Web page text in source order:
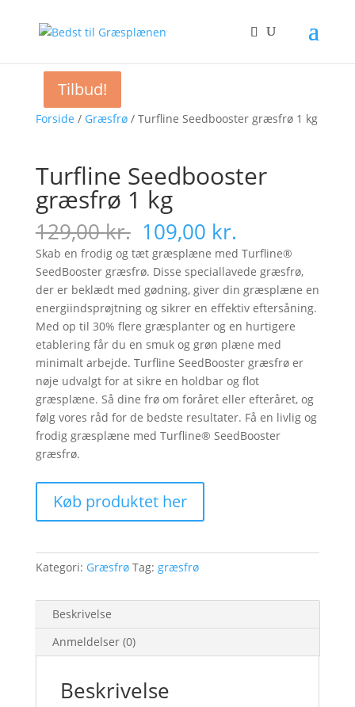
Forside / Græsfrø/ Turfline Seedbooster græsfrø 1 kg
Tilbud!
Turfline Seedbooster
græsfrø 1 kg
129,00kr. Original
price
was:
129,00 kr..
109,00 kr.
price
is:
109,00 kr..
Skab en frodig og tæt græsplæne med Turfline®
SeedBooster græsfrø. Disse speciallavede græsfrø,
der er beklædt med gødning, giver din græsplæne en
energiindsprøjtning og sikrer en effektiv eftersåning.
Med op til 30% flere græsplanter og en hurtigere
etablering får du en smuk og grøn plæne med
minimalt arbejde. Turfline SeedBooster græsfrø er
nøje udvalgt for at sikre en holdbar og flot
græsplæne. Så dine frø om foråret eller efteråret, og
følg vores råd for de bedste resultater. Få en livlig og
frodig græsplæne med Turfline® SeedBooster
græsfrø.
Køb produktet her
Kategori: Græsfrø Tag: græsfrø
Beskrivelse
Anmeldelser (0)
Beskrivelse
Tilbud!
Tilbud!